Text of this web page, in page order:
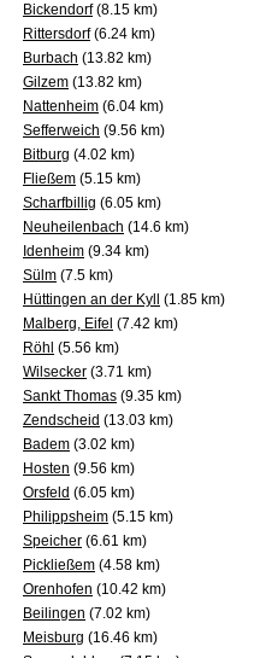
Bickendorf(8.15 km)
Rittersdorf(6.24 km)
Burbach (13.82 km)
Gilzem (13.82 km)
Nattenheim (6.04 km)
Sefferweich (9.56 km)
Bitburg (4.02 km)
Fließem (5.15 km)
Scharfbillig (6.05 km)
Neuheilenbach (14.6 km)
Idenheim (9.34 km)
Sülm (7.5 km)
Hüttingen an der Kyll
(1.85 km)
Malberg, Eifel (7.42 km)
Röhl (5.56 km)
Wilsecker (3.71 km)
Sankt Thomas (9.35 km)
Zendscheid (13.03 km)
Badem (3.02 km)
Hosten (9.56 km)
Orsfeld (6.05 km)
Philippsheim (5.15 km)
Speicher (6.61 km)
Pickließem (4.58 km)
Orenhofen (10.42 km)
Beilingen (7.02 km)
Meisburg (16.46 km)